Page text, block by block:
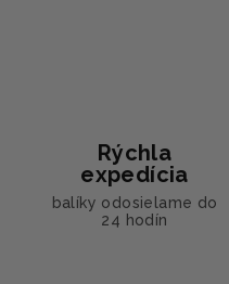
Rýchla
expedícia
balíky odosielame do
24 hodín